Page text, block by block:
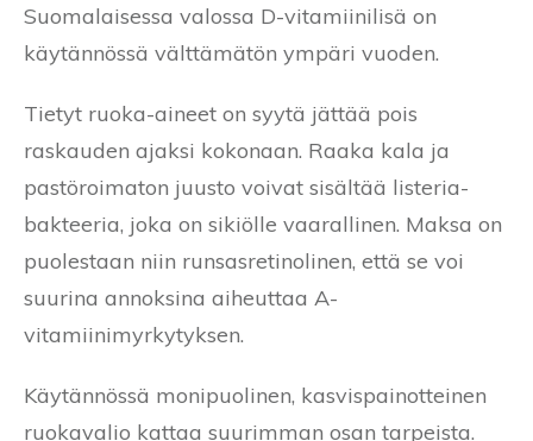
Suomalaisessa valossa D-vitamiinilisä on
käytännössä välttämätön ympäri vuoden.
Tietyt ruoka-aineet on syytä jättää pois
raskauden ajaksi kokonaan. Raaka kala ja
pastöroimaton juusto voivat sisältää listeria-
bakteeria, joka on sikiölle vaarallinen. Maksa on
puolestaan niin runsasretinolinen, että se voi
suurina annoksina aiheuttaa A-
vitamiinimyrkytyksen.
Käytännössä monipuolinen, kasvispainotteinen
ruokavalio kattaa suurimman osan tarpeista.